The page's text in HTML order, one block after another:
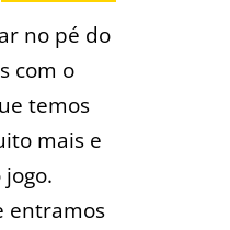
no pé do
com o
temos
mais e
entramos